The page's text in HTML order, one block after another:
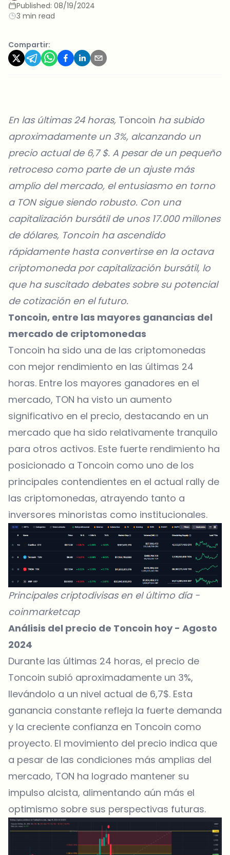
Published: 08/19/2024
3 min read
Compartir:
En las últimas 24 horas, Toncoin ha subido
aproximadamente un 3%, alcanzando un
precio actual de 6,7 $. A pesar de un pequeño
retroceso como parte de un ajuste más
amplio del mercado, el entusiasmo en torno
a TON sigue siendo robusto. Con una
capitalización bursátil de unos 17.000 millones
de dólares, Toncoin ha ascendido
rápidamente hasta convertirse en la octava
criptomoneda por capitalización bursátil, lo
que ha suscitado debates sobre su potencial
de cotización en el futuro.
Toncoin, entre las mayores ganancias del
mercado de criptomonedas
Toncoin ha sido una de las criptomonedas
con mejor rendimiento en las últimas 24
horas. Entre los mayores ganadores en el
mercado, TON ha visto un aumento
significativo en el precio, destacando en un
mercado que ha sido relativamente tranquilo
para otros activos. Este fuerte rendimiento ha
posicionado a Toncoin como uno de los
principales contendientes en el actual rally de
las criptomonedas, atrayendo tanto a
inversores minoristas como institucionales.
Principales criptodivisas en el último día -
coinmarketcap
Análisis del precio de Toncoin hoy - Agosto
2024
Durante las últimas 24 horas, el precio de
Toncoin subió aproximadamente un 3%,
llevándolo a un nivel actual de 6,7$. Esta
ganancia constante refleja la fuerte demanda
y la creciente confianza en Toncoin como
proyecto. El movimiento del precio indica que
a pesar de las condiciones más amplias del
mercado, TON ha logrado mantener su
impulso alcista, alimentando aún más el
optimismo sobre sus perspectivas futuras.